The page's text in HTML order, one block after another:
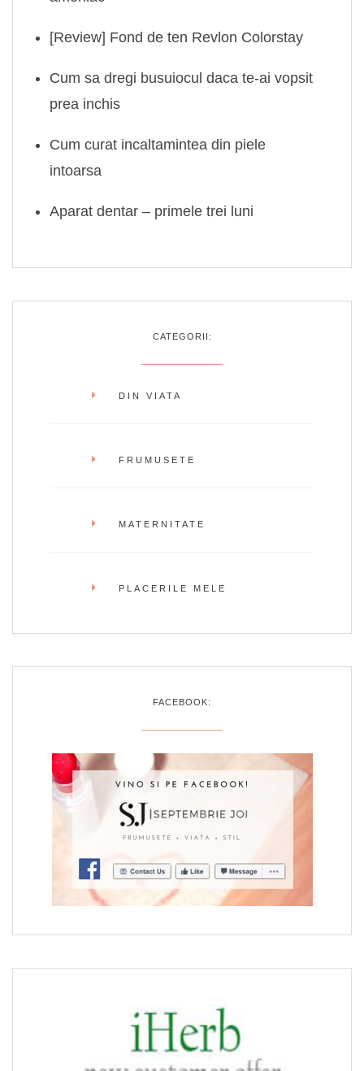
[Review] Fond de ten Revlon Colorstay
Cum sa dregi busuiocul daca te-ai vopsit
prea inchis
Cum curat incaltamintea din piele
intoarsa
Aparat dentar – primele trei luni
CATEGORII:
DIN VIATA
FRUMUSETE
MATERNITATE
PLACERILE MELE
FACEBOOK: